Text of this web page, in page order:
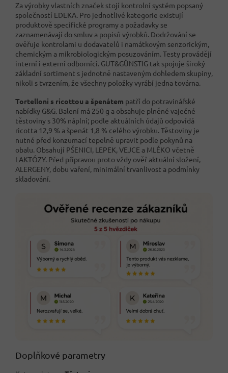
Za výrobky vlastních značek stojí kontrolní systém popsaný
společností EDEKA. Pro jednotlivé kategorie existují
produktově specifické programy a požadavky se
zaznamenávají do smluv a popisů výrobků. Dodržování se
ověřuje kontrolami u dodavatelů i namátkovým senzorickým,
chemickým a mikrobiologickým posuzováním. Testy provádějí
interní i externí odborníci. GUT&GÜNSTIG tak spojuje široký
základní sortiment s jednotně nastaveným dohledem skupiny,
nikoli s tvrzením, že všechny položky vyrábí jedna továrna.
Tortelloni s ricottou a špenátem patří do potravinářské
nabídky G&G. Balení má 250 g a obsahuje plněné vaječné
těstoviny s 30% náplní; podle aktuálních údajů odpovídá
ricotta 12,9 % a špenát 1,8 % celého výrobku. Těstoviny je
nutné před konzumací tepelně upravit podle pokynů na
obalu. Obsahují PŠENICI, LEPEK, VEJCE a MLÉKO včetně
LAKTÓZY. Před přípravou proto vždy ověř aktuální složení,
ALERGENY, dobu vaření, minimální trvanlivost a podmínky
skladování.
Doplňkové parametry